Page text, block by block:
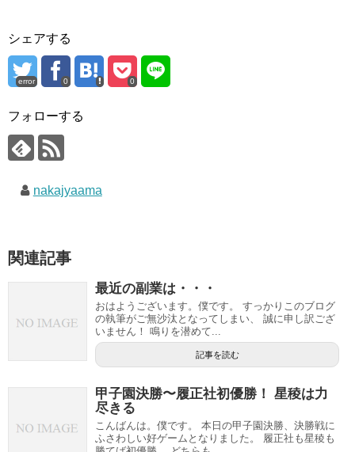
シェアする
error 0 0
フォローする
nakajyaama
関連記事
最近の副業は・・・
おはようございます。僕です。 すっかりこのブログ
の執筆がご無沙汰となってしまい、 誠に申し訳ござ
いません！ 鳴りを潜めて...
記事を読む
甲子園決勝〜履正社初優勝！ 星稜は力
尽きる
こんばんは。僕です。 本日の甲子園決勝、決勝戦に
ふさわしい好ゲームとなりました。 履正社も星稜も